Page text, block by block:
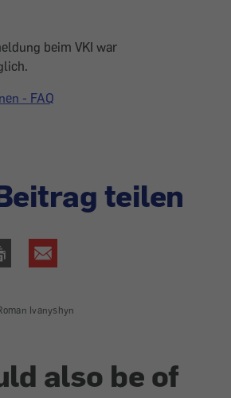
beim VKI war
- FAQ
teilen
Ivanyshyn
also be of